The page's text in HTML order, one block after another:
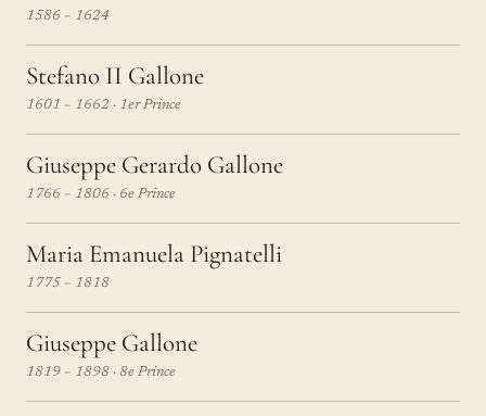
1586 – 1624
Stefano II Gallone
1601 – 1662 · 1er Prince
Giuseppe Gerardo Gallone
1766 – 1806 · 6e Prince
Maria Emanuela Pignatelli
1775 – 1818
Giuseppe Gallone
1819 – 1898 · 8e Prince